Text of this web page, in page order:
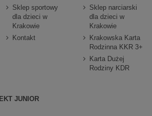
Sklep sportowy
dla dzieci w
Krakowie
Kontakt
Sklep narciarski
dla dzieci w
Krakowie
Krakowska Karta
Rodzinna KKR 3+
Karta Dużej
Rodziny KDR
JUNIOR